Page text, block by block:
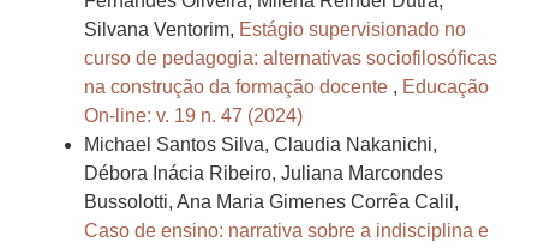
Silvana Ventorim, Estágio supervisionado no
curso de pedagogia: alternativas sociofilosóficas
na construção da formação docente , Educação
On-line: v. 19 n. 47 (2024)
Michael Santos Silva, Claudia Nakanichi,
Débora Inácia Ribeiro, Juliana Marcondes
Bussolotti, Ana Maria Gimenes Corrêa Calil,
Caso de ensino: narrativa sobre a indisciplina e